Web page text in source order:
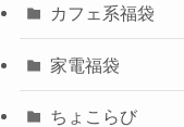
カフェ系福袋
家電福袋
ちょこらび